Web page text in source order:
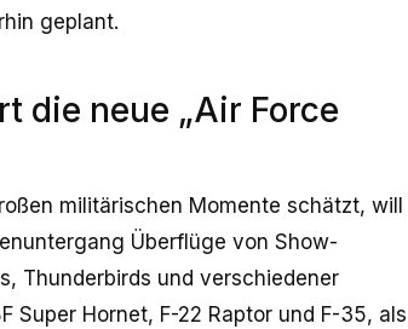
geplant.
die neue „Air Force
militärischen Momente schätzt, will
Überflüge von Show-
Thunderbirds und verschiedener
Super Hornet, F-22 Raptor und F-35, als